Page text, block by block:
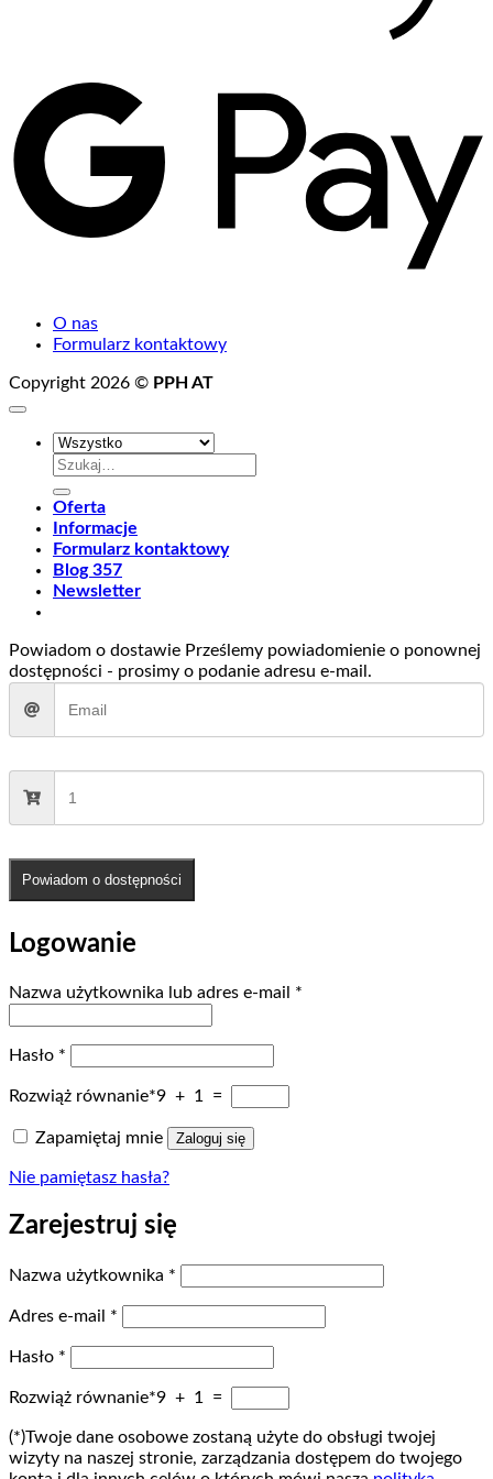
O nas
Formularz kontaktowy
Copyright 2026 © PPH AT
Szukaj:
Oferta
Informacje
Formularz kontaktowy
Blog 357
Newsletter
Powiadom o dostawie Prześlemy powiadomienie o ponownej
dostępności - prosimy o podanie adresu e-mail.
Powiadom o dostępności
Logowanie
Nazwa użytkownika lub adres e-mail *
Hasło *
Rozwiąż równanie*9 + 1 =
Zapamiętaj mnie Zaloguj się
Nie pamiętasz hasła?
Zarejestruj się
Nazwa użytkownika *
Adres e-mail *
Hasło *
Rozwiąż równanie*9 + 1 =
(*)Twoje dane osobowe zostaną użyte do obsługi twojej
wizyty na naszej stronie, zarządzania dostępem do twojego